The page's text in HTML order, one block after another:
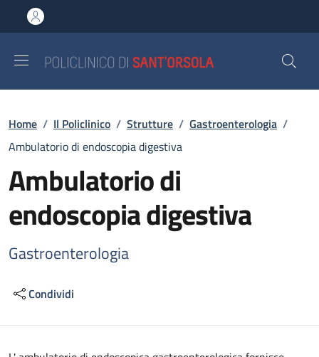
al contenuto principale
to footer content
Briciole di pane
Home / Il Policlinico / Strutture / Gastroenterologia /
Ambulatorio di endoscopia digestiva
Ambulatorio di
endoscopia digestiva
Gastroenterologia
Condividi